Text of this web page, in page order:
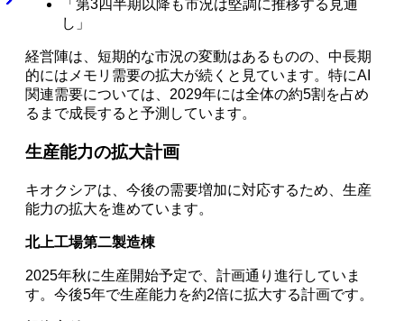
「第3四半期以降も市況は堅調に推移する見通
し」
経営陣は、短期的な市況の変動はあるものの、中長期
的にはメモリ需要の拡大が続くと見ています。特にAI
関連需要については、2029年には全体の約5割を占め
るまで成長すると予測しています。
生産能力の拡大計画
キオクシアは、今後の需要増加に対応するため、生産
能力の拡大を進めています。
北上工場第二製造棟
2025年秋に生産開始予定で、計画通り進行していま
す。今後5年で生産能力を約2倍に拡大する計画です。